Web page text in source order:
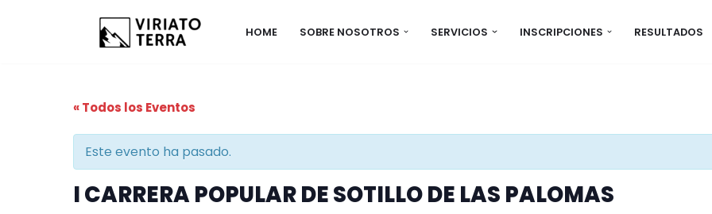
HOME SOBRE NOSOTROS SERVICIOS INSCRIPCIONES RESULTADOS
« Todos los Eventos
Este evento ha pasado.
I CARRERA POPULAR DE SOTILLO DE LAS PALOMAS